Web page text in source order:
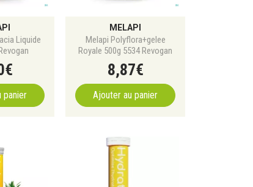
Liquide
€
panier
MELAPI
Melapi Polyflora+gelee
Royale 500g 5534 Revogan
8,87€
Ajouter au panier